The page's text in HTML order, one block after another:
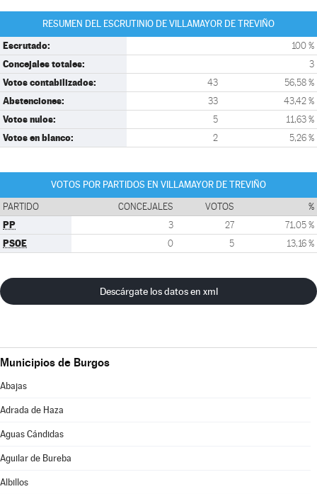
RESUMEN DEL ESCRUTINIO DE VILLAMAYOR DE TREVIÑO
Escrutado: 100 %
Concejales totales: 3
Votos contabilizados: 43 56,58 %
Abstenciones: 33 43,42 %
Votos nulos: 5 11,63 %
Votos en blanco: 2 5,26 %
VOTOS POR PARTIDOS EN VILLAMAYOR DE TREVIÑO
PARTIDO CONCEJALES VOTOS %
PP 3 27 71,05 %
PSOE 0 5 13,16 %
Descárgate los datos en xml
Municipios de Burgos
Abajas
Adrada de Haza
Aguas Cándidas
Aguilar de Bureba
Albillos